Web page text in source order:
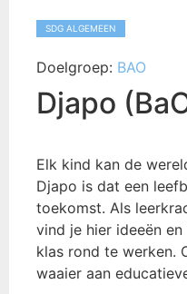
SDG ALGEMEEN
Doelgroep: BAO
Djapo
Elk kind kan de
Djapo is dat een
toekomst. Als
vind je hier ideeën
klas rond te werken.
waaier aan